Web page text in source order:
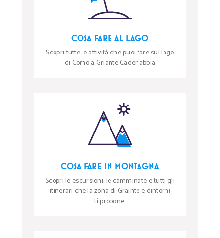
COSA FARE AL LAGO
Scopri tutte le attività che puoi fare sul lago
di Como a Griante Cadenabbia
COSA FARE IN MONTAGNA
Scopri le escursioni, le camminate e tutti gli
itinerari che la zona di Grainte e dintorni
ti propone.